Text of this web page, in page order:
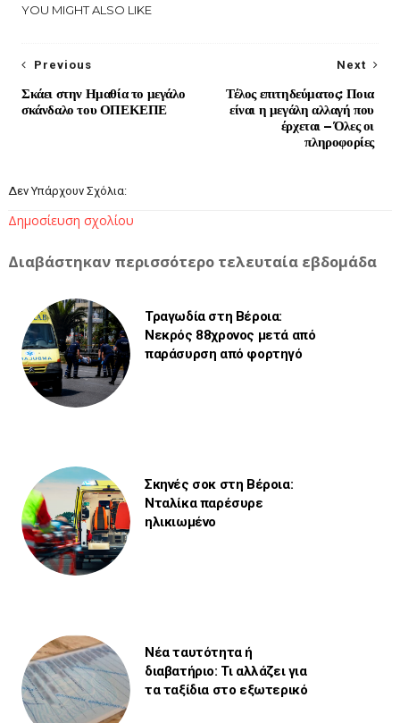
YOU MIGHT ALSO LIKE
Next
Τέλος επιτηδεύματος: Ποια
είναι η μεγάλη αλλαγή που
έρχεται – Όλες οι
πληροφορίες
Previous
Σκάει στην Ημαθία το μεγάλο
σκάνδαλο του ΟΠΕΚΕΠΕ
Δεν Υπάρχουν Σχόλια:
Δημοσίευση σχολίου
Διαβάστηκαν περισσότερο τελευταία εβδομάδα
Τραγωδία στη Βέροια:
Νεκρός 88χρονος μετά από
παράσυρση από φορτηγό
Σκηνές σοκ στη Βέροια:
Νταλίκα παρέσυρε
ηλικιωμένο
Νέα ταυτότητα ή
διαβατήριο: Τι αλλάζει για
τα ταξίδια στο εξωτερικό